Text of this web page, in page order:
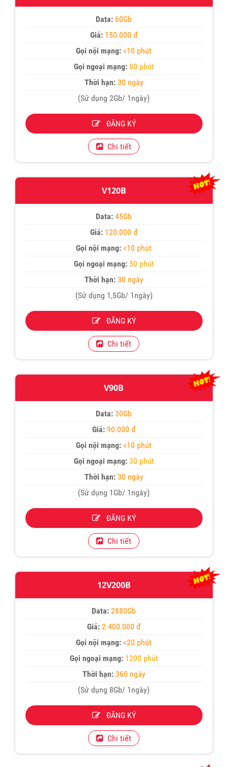
Data: 60Gb
Giá: 150.000 đ
Gọi nội mạng: <10 phút
Gọi ngoại mạng: 80 phút
Thời hạn:30 ngày
(Sử dụng 2Gb/ 1ngày)
ĐĂNG KÝ
Chi tiết
V120B
Data: 45Gb
Giá: 120.000 đ
Gọi nội mạng: <10 phút
Gọi ngoại mạng: 50 phút
Thời hạn:30 ngày
(Sử dụng 1,5Gb/ 1ngày)
ĐĂNG KÝ
Chi tiết
V90B
Data: 30Gb
Giá:90.000 đ
Gọi nội mạng: <10 phút
Gọi ngoại mạng: 30 phút
Thời hạn:30 ngày
(Sử dụng 1Gb/ 1ngày)
ĐĂNG KÝ
Chi tiết
12V200B
Data: 2880Gb
Giá:2.400.000 đ
Gọi nội mạng: <20 phút
Gọi ngoại mạng: 1200 phút
Thời hạn:360 ngày
(Sử dụng 8Gb/ 1ngày)
ĐĂNG KÝ
Chi tiết